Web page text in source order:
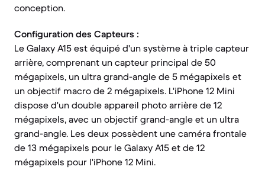
conception.
Configuration des Capteurs :
Le Galaxy A15 est équipé d'un système à triple capteur
arrière, comprenant un capteur principal de 50
mégapixels, un ultra grand-angle de 5 mégapixels et
un objectif macro de 2 mégapixels. L'iPhone 12 Mini
dispose d'un double appareil photo arrière de 12
mégapixels, avec un objectif grand-angle et un ultra
grand-angle. Les deux possèdent une caméra frontale
de 13 mégapixels pour le Galaxy A15 et de 12
mégapixels pour l'iPhone 12 Mini.